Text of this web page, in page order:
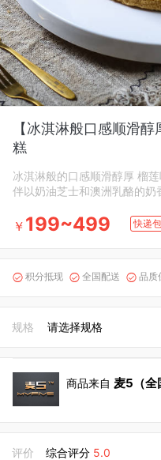
【冰淇淋般口感顺滑
糕
冰淇淋般的口感顺滑醇厚 榴
伴以奶油芝士和澳洲乳酪的奶
￥ 199~499 快递
 积分抵现  全国配送  品质
规格 请选择规格
商品来自 麦5（全
评价 综合评分 5.0